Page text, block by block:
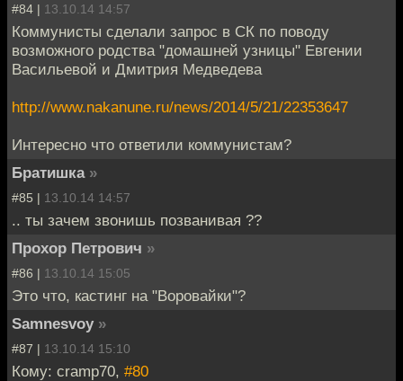
#84 | 13.10.14 14:57
Коммунисты сделали запрос в СК по поводу
возможного родства "домашней узницы" Евгении
Васильевой и Дмитрия Медведева
http://www.nakanune.ru/news/2014/5/21/22353647
Интересно что ответили коммунистам?
Братишка »
#85 | 13.10.14 14:57
.. ты зачем звонишь позванивая ??
Прохор Петрович »
#86 | 13.10.14 15:05
Это что, кастинг на "Воровайки"?
Samnesvoy »
#87 | 13.10.14 15:10
Кому: cramp70, #80